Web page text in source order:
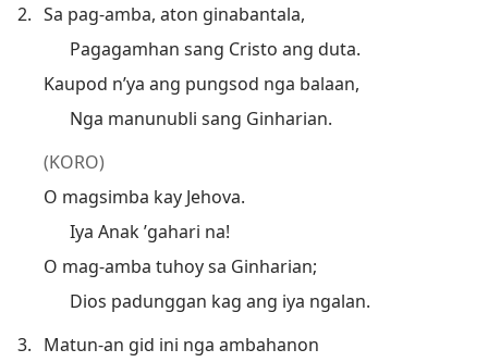
2. Sa pag-amba, aton ginabantala,
Pagagamhan sang Cristo ang duta.
Kaupod n’ya ang pungsod nga balaan,
Nga manunubli sang Ginharian.
(KORO)
O magsimba kay Jehova.
Iya Anak ’gahari na!
O mag-amba tuhoy sa Ginharian;
Dios padunggan kag ang iya ngalan.
3. Matun-an gid ini nga ambahanon